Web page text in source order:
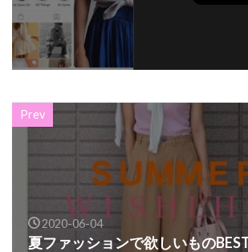
Prev
2020-06-04
夏ファッションで欲しいもの